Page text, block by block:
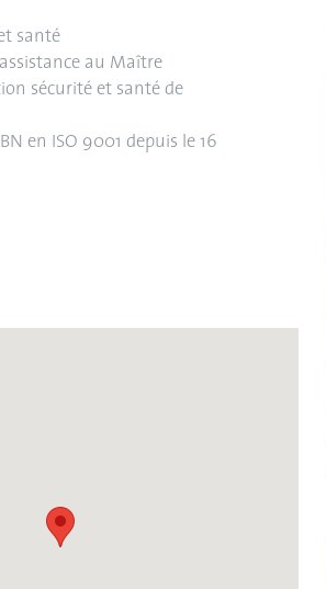
santé
au Maître
sécurité et santé de
en ISO 9001 depuis le 16